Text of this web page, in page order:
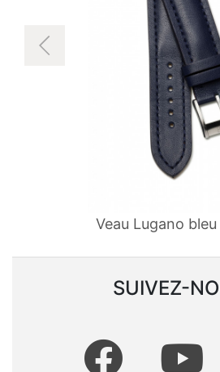
Veau Lugano
SUIVEZ-